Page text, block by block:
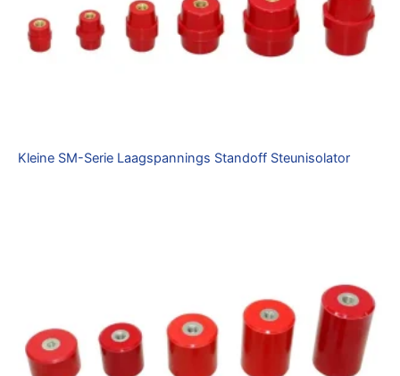
Kleine SM-Serie Laagspannings Standoff Steunisolator